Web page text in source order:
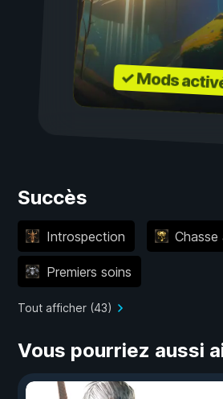
✓ Mods
Succès
Introspection Chasse
Premiers soins
Tout afficher (43)
Vous pourriez aussi